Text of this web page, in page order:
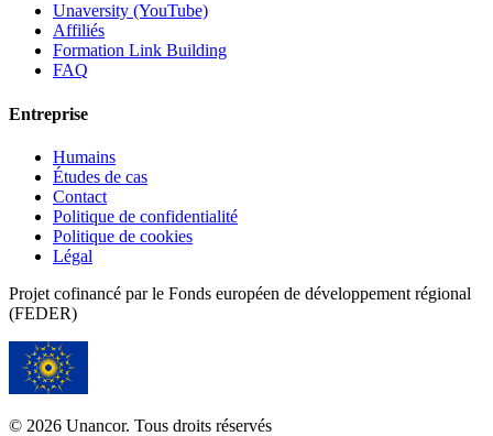
Unaversity (YouTube)
Affiliés
Formation Link Building
FAQ
Entreprise
Humains
Études de cas
Contact
Politique de confidentialité
Politique de cookies
Légal
Projet cofinancé par le Fonds européen de développement régional
(FEDER)
© 2026 Unancor. Tous droits réservés